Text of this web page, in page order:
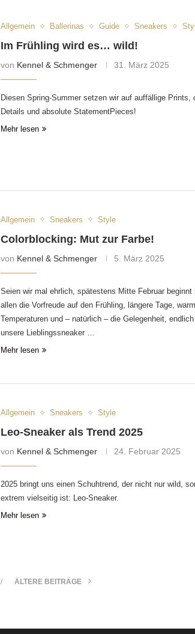
Allgemein Ballerinas Guide Sneakers
Im Frühling wird es… wild!
von Kennel & Schmenger 31. März 2025
Diesen Spring-Summer setzen wir auf auffällige Prints,
Details und absolute StatementPieces!
Mehr lesen
Allgemein Sneakers Style
Colorblocking: Mut zur Farbe!
von Kennel & Schmenger 5. März 2025
Seien wir mal ehrlich, spätestens Mitte Februar beginnt
allen die Vorfreude auf den Frühling, längere Tage,
Temperaturen und – natürlich – die Gelegenheit,
unsere Lieblingssneaker …
Mehr lesen
Allgemein Sneakers Style
Leo-Sneaker als Trend 2025
von Kennel & Schmenger 24. Februar 2025
2025 bringt uns einen Schuhtrend, der nicht nur wild,
extrem vielseitig ist: Leo-Sneaker.
Mehr lesen
ÄLTERE BEITRÄGE